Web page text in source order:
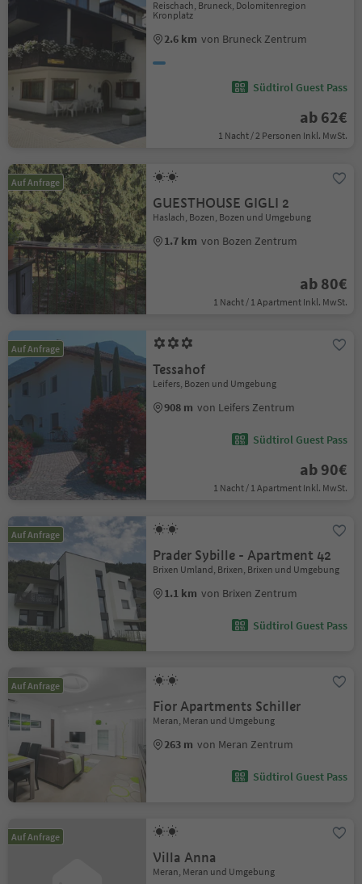
Reischach, Bruneck, Dolomitenregion
Kronplatz
2.6 km von Bruneck Zentrum
Südtirol Guest Pass
ab 62€
1 Nacht / 2 Personen Inkl. MwSt.
Auf Anfrage
GUESTHOUSE GIGLI 2
Haslach, Bozen, Bozen und Umgebung
1.7 km von Bozen Zentrum
ab 80€
1 Nacht / 1 Apartment Inkl. MwSt.
Auf Anfrage
Tessahof
Leifers, Bozen und Umgebung
908 m von Leifers Zentrum
Südtirol Guest Pass
ab 90€
1 Nacht / 1 Apartment Inkl. MwSt.
Auf Anfrage
Prader Sybille - Apartment 42
Brixen Umland, Brixen, Brixen und Umgebung
1.1 km von Brixen Zentrum
Südtirol Guest Pass
Auf Anfrage
Fior Apartments Schiller
Meran, Meran und Umgebung
263 m von Meran Zentrum
Südtirol Guest Pass
Auf Anfrage
Villa Anna
Meran, Meran und Umgebung